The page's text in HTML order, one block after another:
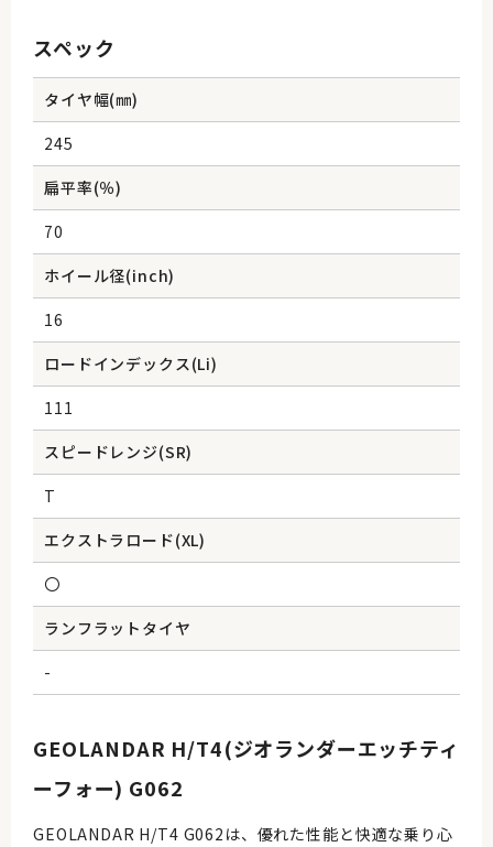
スペック
タイヤ幅(㎜)
245
扁平率(％)
70
ホイール径(inch)
16
ロードインデックス(Li)
111
スピードレンジ(SR)
T
エクストラロード(XL)
〇
ランフラットタイヤ
-
GEOLANDAR H/T4(ジオランダーエッチティ
ーフォー) G062
GEOLANDAR H/T4 G062は、優れた性能と快適な乗り心